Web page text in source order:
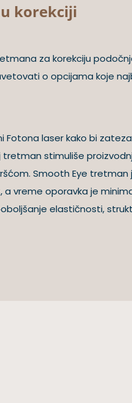
korekciji
za korekciju
o opcijama koje
laser kako bi
tretman stimuliše
Smooth Eye tretman
vreme oporavka je
elastičnosti,